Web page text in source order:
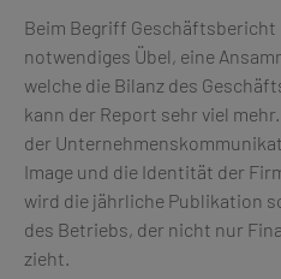
Beim Begriff Geschäftsbericht
notwendiges Übel, eine
welche die Bilanz des
kann der Report sehr viel
der
Image und die Identität der
wird die jährliche Publikation
des Betriebs, der nicht nur
zieht.